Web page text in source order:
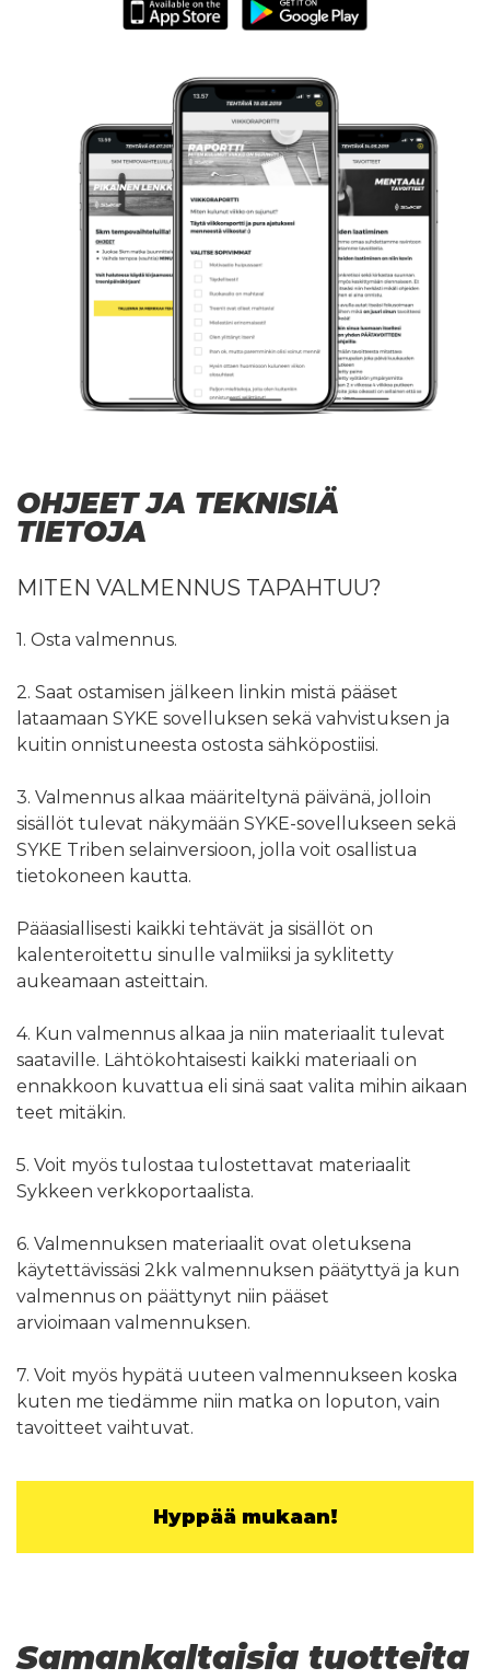
OHJEET JA TEKNISIÄ
TIETOJA
MITEN VALMENNUS TAPAHTUU?
1. Osta valmennus.
2. Saat ostamisen jälkeen linkin mistä pääset
lataamaan SYKE sovelluksen sekä vahvistuksen ja
kuitin onnistuneesta ostosta sähköpostiisi.
3. Valmennus alkaa määriteltynä päivänä, jolloin
sisällöt tulevat näkymään SYKE-sovellukseen sekä
SYKE Triben selainversioon, jolla voit osallistua
tietokoneen kautta.
Pääasiallisesti kaikki tehtävät ja sisällöt on
kalenteroitettu sinulle valmiiksi ja syklitetty
aukeamaan asteittain.
4. Kun valmennus alkaa ja niin materiaalit tulevat
saataville. Lähtökohtaisesti kaikki materiaali on
ennakkoon kuvattua eli sinä saat valita mihin aikaan
teet mitäkin.
5. Voit myös tulostaa tulostettavat materiaalit
Sykkeen verkkoportaalista.
6. Valmennuksen materiaalit ovat oletuksena
käytettävissäsi 2kk valmennuksen päätyttyä ja kun
valmennus on päättynyt niin pääset
arvioimaan valmennuksen.
7. Voit myös hypätä uuteen valmennukseen koska
kuten me tiedämme niin matka on loputon, vain
tavoitteet vaihtuvat.
Hyppää mukaan!
Samankaltaisia tuotteita